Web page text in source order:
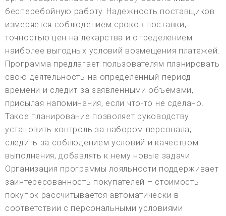
бесперебойную работу. Надежность поставщиков
измеряется соблюдением сроков поставки,
точностью цен на лекарства и определением
наиболее выгодных условий возмещения платежей.
Программа предлагает пользователям планировать
свою деятельность на определенный период
времени и следит за заявленными объемами,
присылая напоминания, если что-то не сделано.
Такое планирование позволяет руководству
установить контроль за набором персонала,
следить за соблюдением условий и качеством
выполнения, добавлять к нему новые задачи.
Организация программы лояльности поддерживает
заинтересованность покупателей – стоимость
покупок рассчитывается автоматически в
соответствии с персональными условиями